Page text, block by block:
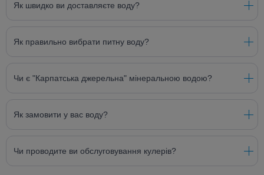
Як швидко ви доставляєте воду?
Як правильно вибрати питну воду?
Чи є "Карпатська джерельна" мінеральною водою?
Як замовити у вас воду?
Чи проводите ви обслуговування кулерів?